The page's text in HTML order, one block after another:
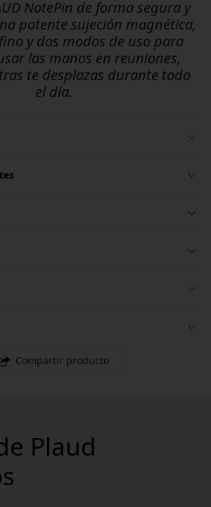
NotePin de forma segura y
potente sujeción magnética,
y dos modos de uso para
las manos en reuniones,
te desplazas durante todo
el día.
Compartir producto
Plaud